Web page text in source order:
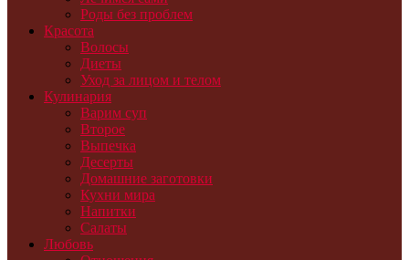
Роды без проблем
Красота
Волосы
Диеты
Уход за лицом и телом
Кулинария
Варим суп
Второе
Выпечка
Десерты
Домашние заготовки
Кухни мира
Напитки
Салаты
Любовь